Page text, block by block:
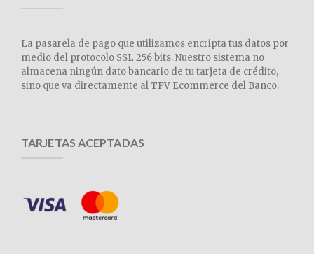
La pasarela de pago que utilizamos encripta tus datos por
medio del protocolo SSL 256 bits. Nuestro sistema no
almacena ningún dato bancario de tu tarjeta de crédito,
sino que va directamente al TPV Ecommerce del Banco.
TARJETAS ACEPTADAS